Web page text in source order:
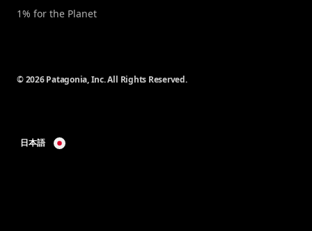
1% for the Planet
© 2026 Patagonia, Inc. All Rights Reserved.
日本語